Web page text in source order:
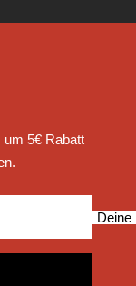
um 5€ Rabatt
Deine